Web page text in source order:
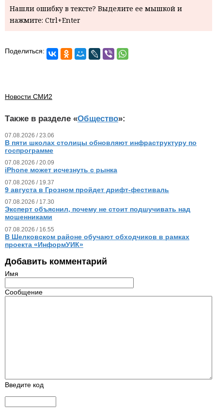
Нашли ошибку в тексте? Выделите ее мышкой и
нажмите: Ctrl+Enter
Поделиться:
Новости СМИ2
Также в разделе «Общество»:
07.08.2026 / 23.06
В пяти школах столицы обновляют инфраструктуру по
госпрограмме
07.08.2026 / 20.09
iPhone может исчезнуть с рынка
07.08.2026 / 19.37
9 августа в Грозном пройдет дрифт-фестиваль
07.08.2026 / 17.30
Эксперт объяснил, почему не стоит подшучивать над
мошенниками
07.08.2026 / 16.55
В Шелковском районе обучают обходчиков в рамках
проекта «ИнформУИК»
Добавить комментарий
Имя
Сообщение
Введите код